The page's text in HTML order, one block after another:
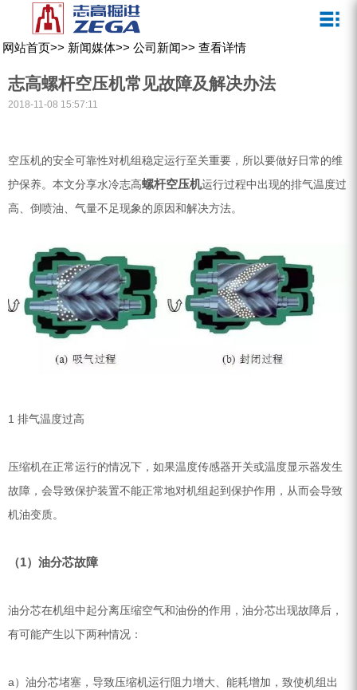
宣传视频
ZEGA全液压顶锤钻机
锚固钻机系列
FY水井钻车系列
KQZ水井钻机系列
ZEGA分体式露天钻机
螺杆式空气压缩机
网站首页>> 新闻媒体>> 公司新闻>> 查看详情
志高螺杆空压机常见故障及解决办法
2018-11-08 15:57:11
空压机的安全可靠性对机组稳定运行至关重要，所以要做好日常的维
护保养。本文分享水冷志高螺杆空压机运行过程中出现的排气温度过
高、倒喷油、气量不足现象的原因和解决方法。
1 排气温度过高
压缩机在正常运行的情况下，如果温度传感器开关或温度显示器发生
故障，会导致保护装置不能正常地对机组起到保护作用，从而会导致
机油变质。
（1）油分芯故障
油分芯在机组中起分离压缩空气和油份的作用，油分芯出现故障后，
有可能产生以下两种情况：
a）油分芯堵塞，导致压缩机运行阻力增大、能耗增加，致使机组出